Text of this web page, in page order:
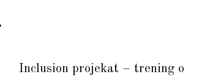
Inclusion projekat – trening o